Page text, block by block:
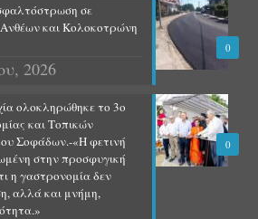
0
σε
και Κολοκοτρώνη
2026
0
ολοκληρώθηκε το 3ο
και Τοπικών
Σοφάδων.-«Η φετινή
στην προσφυγική
η γαστρονομία δεν
αλλά και μνήμη,